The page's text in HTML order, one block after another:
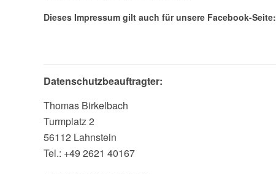
Dieses Impressum gilt auch für unsere Facebook-Seite:
Datenschutzbeauftragter:
Thomas Birkelbach
Turmplatz 2
56112 Lahnstein
Tel.: +49 2621 40167